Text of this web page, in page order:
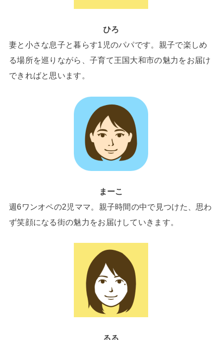
ひろ
妻と小さな息子と暮らす1児のパパです。親子で楽しめ
る場所を巡りながら、子育て王国大和市の魅力をお届け
できればと思います。
まーこ
週6ワンオペの2児ママ。親子時間の中で見つけた、思わ
ず笑顔になる街の魅力をお届けしていきます。
るる